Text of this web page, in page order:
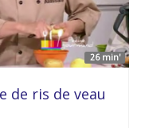
26 min'
de ris de veau